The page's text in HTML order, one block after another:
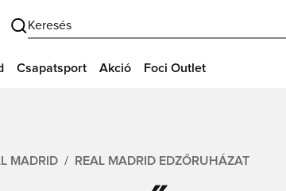
Keresés
Csapatsport Akció Foci Outlet
MADRID REAL MADRID EDZŐRUHÁZAT